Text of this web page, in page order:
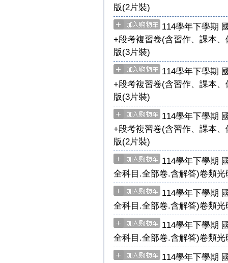
版(2片裝)
114學年下學期
+段考複習卷(含習作、課本
版(3片裝)
114學年下學期
+段考複習卷(含習作、課本
版(3片裝)
114學年下學期
+段考複習卷(含習作、課本
版(2片裝)
114學年下學期
全科目.全部卷.含解答)卷類光
114學年下學期
全科目.全部卷.含解答)卷類光
114學年下學期
全科目.全部卷.含解答)卷類光
114學年下學期